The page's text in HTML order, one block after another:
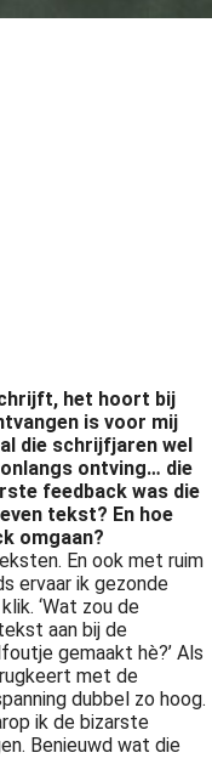
het hoort bij
is voor mij
die schrijfjaren wel
ontving… die
feedback was die
tekst? En hoe
omgaan?
En ook met ruim
ervaar ik gezonde
‘Wat zou de
aan bij de
gemaakt hè?’ Als
met de
dubbel zo hoog.
ik de bizarste
Benieuwd wat die